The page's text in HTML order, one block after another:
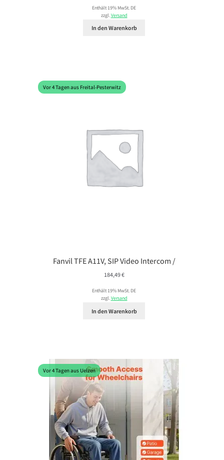
Enthält 19% MwSt. DE
zzgl.Versand
In den Warenkorb
Vor 4 Tagen aus Freital-Pesterwitz
Fanvil TFE A11V, SIP Video Intercom /
184,49€
Enthält 19% MwSt. DE
zzgl.Versand
In den Warenkorb
Vor 4 Tagen aus Uelzen